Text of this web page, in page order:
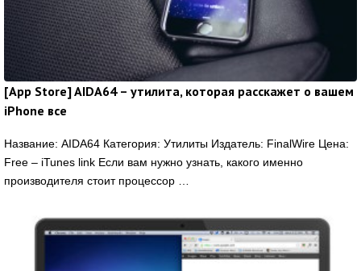
[App Store] AIDA64 – утилита, которая расскажет о вашем
iPhone все
Название: AIDA64 Категория: Утилиты Издатель: FinalWire Цена:
Free – iTunes link Если вам нужно узнать, какого именно
производителя стоит процессор …